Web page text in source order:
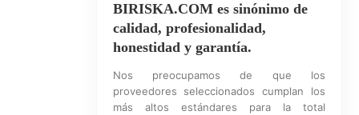
BIRISKA.COM es sinónimo de
calidad, profesionalidad,
honestidad y garantía.
Nos preocupamos de que los
proveedores seleccionados cumplan los
más altos estándares para la total